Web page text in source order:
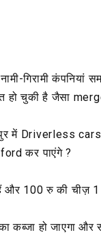
गिरामी कंपनियां
हो चुकी है जैसा
में Driverless
कर पाएंगे ?
और 100 रु की चीज़
कब्जा हो जाएगा